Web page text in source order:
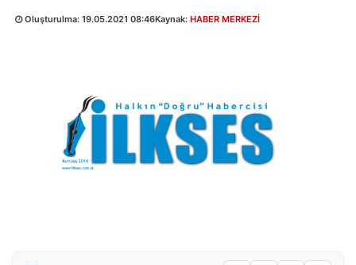
Oluşturulma: 19.05.2021 08:46Kaynak: HABER MERKEZİ